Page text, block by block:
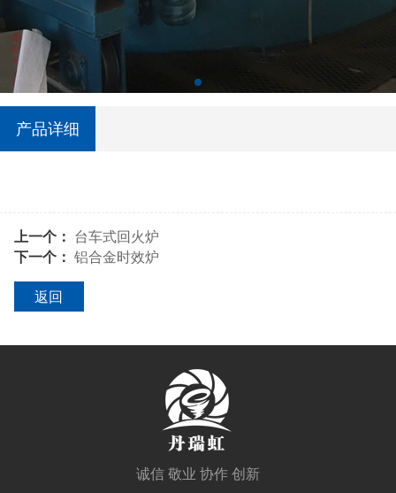
产品详细
上一个： 台车式回火炉
下一个： 铝合金时效炉
返回
诚信 敬业 协作 创新